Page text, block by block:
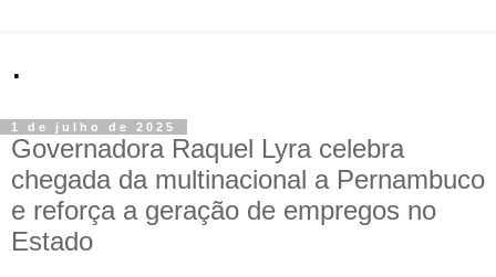
.
1 de julho de 2025
Governadora Raquel Lyra celebra
chegada da multinacional a Pernambuco
e reforça a geração de empregos no
Estado